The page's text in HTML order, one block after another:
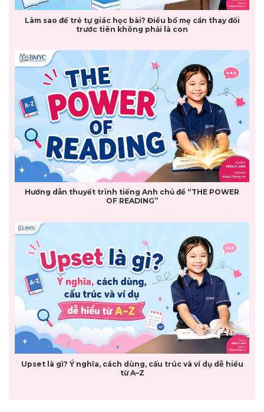
Làm sao để trẻ tự giác học bài? Điều bố mẹ cần thay đổi
trước tiên không phải là con
Hướng dẫn thuyết trình tiếng Anh chủ đề “THE POWER
OF READING”
Upset là gì? Ý nghĩa, cách dùng, cấu trúc và ví dụ dễ hiểu
từ A–Z